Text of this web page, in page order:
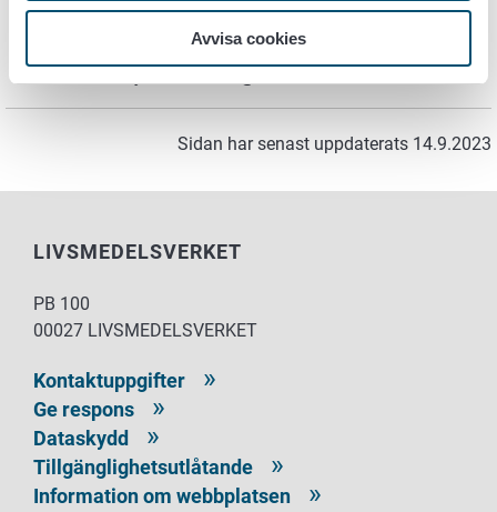
Avvisa cookies
Vidare information
Sidan har senast uppdaterats 14.9.2023
LIVSMEDELSVERKET
PB 100
00027 LIVSMEDELSVERKET
Kontaktuppgifter
Ge respons
Dataskydd
Tillgänglighetsutlåtande
Information om webbplatsen